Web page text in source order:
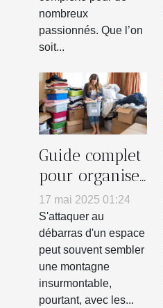
nombreux
passionnés. Que l’on
soit...
Guide complet
pour organiser
un débarras
efficace de
votre espace
17 mai 2025 01:24
S'attaquer au
débarras d'un espace
peut souvent sembler
une montagne
insurmontable,
pourtant, avec les...